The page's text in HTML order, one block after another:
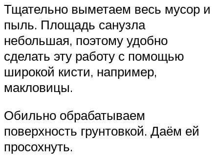
Тщательно выметаем весь мусор и
пыль. Площадь санузла
небольшая, поэтому удобно
сделать эту работу с помощью
широкой кисти, например,
макловицы.
Обильно обрабатываем
поверхность грунтовкой. Даём ей
просохнуть.